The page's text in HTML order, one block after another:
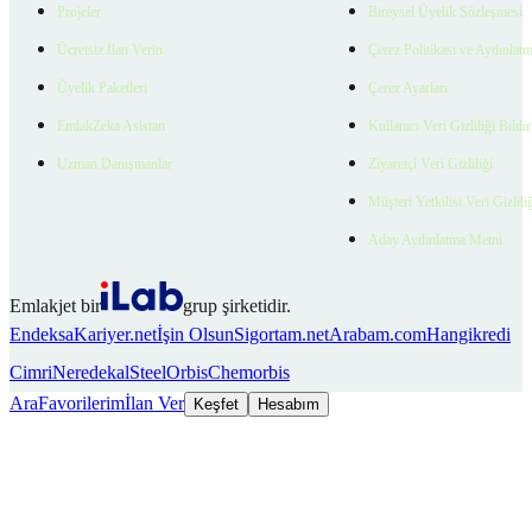
Projeler
Ücretsiz İlan Verin
Üyelik Paketleri
EmlakZeka Asistan
Uzman Danışmanlar
Bireysel Üyelik Sözleşmesi
Çerez Politikası ve
Çerez Ayarları
Kullanıcı Veri Gizliliği
Ziyaretçi Veri Gizliliği
Müşteri Yetkilisi Veri
Aday Aydınlatma Metni
Emlakjet bir
grup şirketidir.
EndeksaKariyer.netİşin OlsunSigortam.netArabam.comHangikredi
CimriNeredekalSteelOrbisChemorbis
AraFavorilerimİlan Ver Keşfet Hesabım